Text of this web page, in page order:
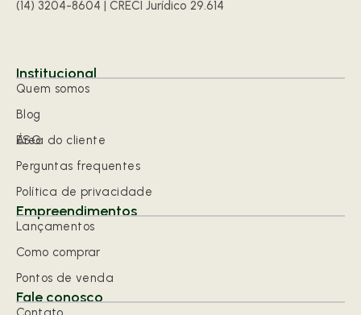
(14) 3204-8604 | CRECI Jurídico 29.614
Institucional
Quem somos
Blog
ESG
Área do cliente
Perguntas frequentes
Política de privacidade
Empreendimentos
Lançamentos
Como comprar
Pontos de venda
Fale conosco